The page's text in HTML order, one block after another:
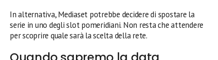
In alternativa, Mediaset potrebbe decidere di spostare la
serie in uno degli slot pomeridiani. Non resta che attendere
per scoprire quale sarà la scelta della rete.